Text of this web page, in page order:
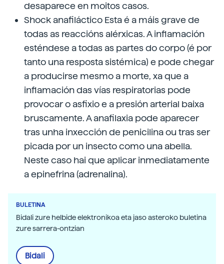
desaparece en moitos casos.
Shock anafiláctico Esta é a máis grave de
todas as reaccións alérxicas. A inflamación
esténdese a todas as partes do corpo (é por
tanto una resposta sistémica) e pode chegar
a producirse mesmo a morte, xa que a
inflamación das vías respiratorias pode
provocar o asfixio e a presión arterial baixa
bruscamente. A anafilaxia pode aparecer
tras unha inxección de penicilina ou tras ser
picada por un insecto como una abella.
Neste caso hai que aplicar inmediatamente
a epinefrina (adrenalina).
BULETINA
Bidali zure helbide elektronikoa eta jaso asteroko buletina
zure sarrera-ontzian
Bidali